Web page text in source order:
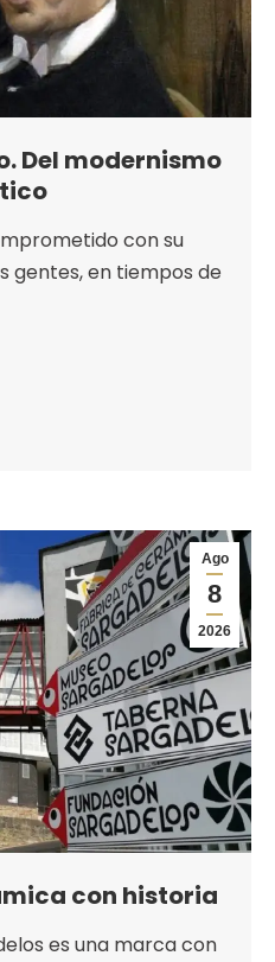
Del modernismo
con su
gentes, en tiempos de
Ago
8
2026
con historia
es una marca con